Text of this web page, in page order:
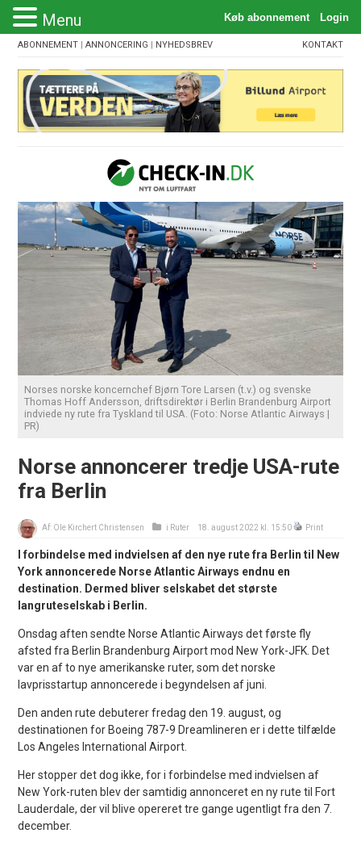
ABONNEMENT |ANNONCERING | NYHEDSBREV KONTAKT
Norses norske koncernchef Bjørn Tore Larsen (t.v.) og svenske
Thomas Hoff Andersson, driftsdirektør i Berlin Brandenburg Airport
indviede ny rute fra Tyskland til USA. (Foto: Norse Atlantic Airways |
PR)
Norse annoncerer tredje USA-rute
fra Berlin
Af: Ole Kirchert Christensen i Ruter 18. august 2022 kl. 15:50 Print
I forbindelse med indvielsen af den nye rute fra Berlin til New
York annoncerede Norse Atlantic Airways endnu en
destination. Dermed bliver selskabet det største
langruteselskab i Berlin.
Onsdag aften sendte Norse Atlantic Airways det første fly
afsted fra Berlin Brandenburg Airport mod New York-JFK. Det
var en af to nye amerikanske ruter, som det norske
lavprisstartup annoncerede i begyndelsen af juni.
Den anden rute debuterer fredag den 19. august, og
destinationen for Boeing 787-9 Dreamlineren er i dette tilfælde
Los Angeles International Airport.
Her stopper det dog ikke, for i forbindelse med indvielsen af
New York-ruten blev der samtidig annonceret en ny rute til Fort
Lauderdale, der vil blive opereret tre gange ugentligt fra den 7.
december.
Menu